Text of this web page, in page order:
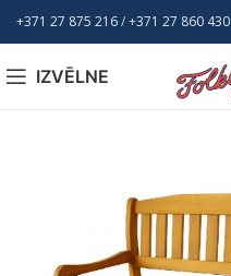
+371 27 875 216/ +371 27 860 430
IZVĒLNE